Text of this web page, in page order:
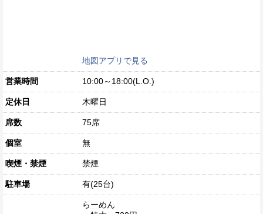
地図アプリで見る
営業時間 10:00～18:00(L.O.)
定休日 木曜日
席数 75席
個室 無
喫煙・禁煙 禁煙
駐車場 有(25台)
らーめん